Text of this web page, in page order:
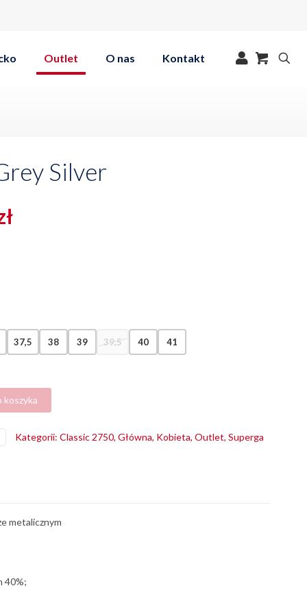
Outlet O nas Kontakt
Silver
Aktualna
37,5 38 39 39,5 40 41
koszyka
Kategorii: Classic 2750, Główna, Kobieta, Outlet, Superga
metalicznym
40%;